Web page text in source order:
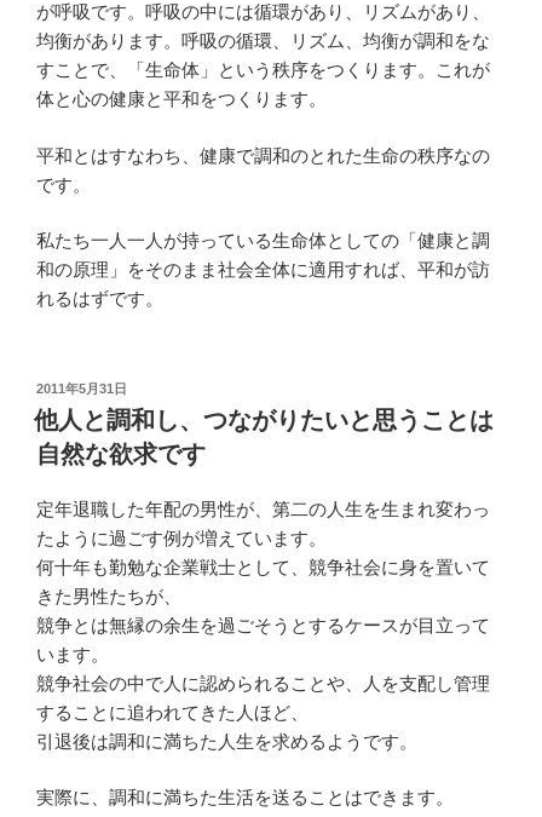
が呼吸です。呼吸の中には循環があり、リズムがあり、
均衡があります。呼吸の循環、リズム、均衡が調和をな
すことで、「生命体」という秩序をつくります。これが
体と心の健康と平和をつくります。
平和とはすなわち、健康で調和のとれた生命の秩序なの
です。
私たち一人一人が持っている生命体としての「健康と調
和の原理」をそのまま社会全体に適用すれば、平和が訪
れるはずです。
投
稿
日:
2011年5月31日
他人と調和し、つながりたいと思うことは
自然な欲求です
定年退職した年配の男性が、第二の人生を生まれ変わっ
たように過ごす例が増えています。
何十年も勤勉な企業戦士として、競争社会に身を置いて
きた男性たちが、
競争とは無縁の余生を過ごそうとするケースが目立って
います。
競争社会の中で人に認められることや、人を支配し管理
することに追われてきた人ほど、
引退後は調和に満ちた人生を求めるようです。
実際に、調和に満ちた生活を送ることはできます。